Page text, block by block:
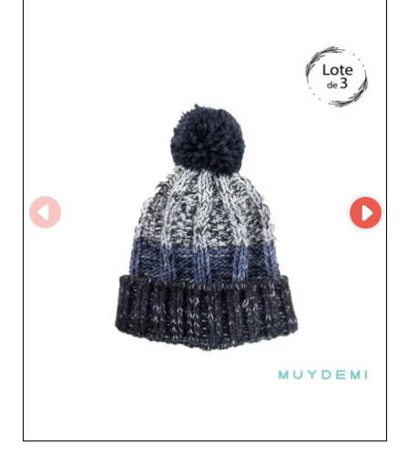
i skarpety jest proste dzięki intuicyjnemu interfejsowi ich
MicroStore, zoptymalizowanemu pod kątem sprawnych
transakcji i płynnej obsługi zamówień. Każdy produkt
został zaprojektowany, by zapewnić wyjątkowe
doświadczenie klienta, co przekłada się na większą
lojalność i pozytywną opinię o punktach sprzedaży.
Współpraca z XACOTEX S.L. to pewność nienagannej
obsługi klienta — niepodważalny atut dla detalistów
pragnących rozszerzać asortyment, zachowując wysokie
standardy satysfakcji. Dzięki swojej ekspertyzie XACOTEX
S.L. jest synonimem jakościowych produktów i solidnych
relacji biznesowych, dając partnerom klucz do sukcesu
na konkurencyjnym rynku. Z XACOTEX S.L. wzbogacisz
swój asortyment o atrakcyjne i zróżnicowane produkty
oraz pozycjonujesz swój sklep jako nieodzowny punkt
dla wymagających klientów.